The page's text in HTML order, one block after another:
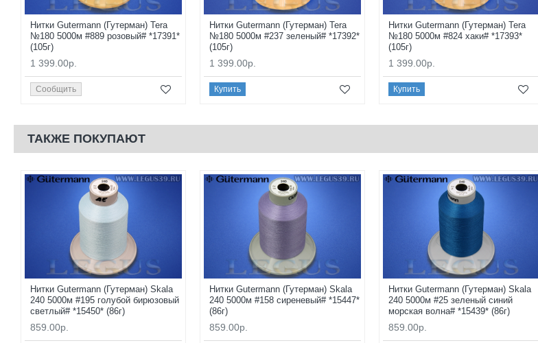
Нитки Gutermann (Гутерман) Tera
№180 5000м #889 розовый# *17391*
(105г)
1 399.00р.
Сообщить
Нитки Gutermann (Гутерман) Tera
№180 5000м #237 зеленый# *17392*
(105г)
1 399.00р.
Купить
Нитки Gutermann (Гутерман) Tera
№180 5000м #824 хаки# *17393*
(105г)
1 399.00р.
Купить
ТАКЖЕ ПОКУПАЮТ
Нитки Gutermann (Гутерман) Skala
240 5000м #195 голубой бирюзовый
светлый# *15450* (86г)
859.00р.
Нитки Gutermann (Гутерман) Skala
240 5000м #158 сиреневый# *15447*
(86г)
859.00р.
Нитки Gutermann (Гутерман) Skala
240 5000м #25 зеленый синий
морская волна# *15439* (86г)
859.00р.